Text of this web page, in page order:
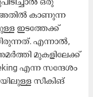
അതിൽ കാണുന്ന
ഇടത്തേക്ക്
എന്നാൽ,
മുകളിലേക്ക്
എന്ന സന്ദേശം
സീകിങ്